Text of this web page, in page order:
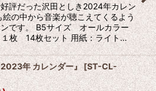
評だった沢田としき2024年カレン
絵の中から音楽が聴こえてくるよう
です。 B5サイズ オールカラー
１枚 14枚セット 用紙：ライト…
年 カレンダー』[ST-CL-